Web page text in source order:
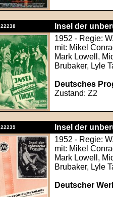
22238
Insel der
1952 - Regie:
mit: Mikel
Mark Lowell,
Brubaker, Lyle
Deutsches
Zustand: Z2
22239
Insel der
1952 - Regie:
mit: Mikel
Mark Lowell,
Brubaker, Lyle
Deutscher